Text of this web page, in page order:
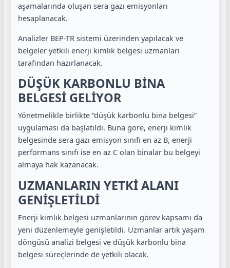
aşamalarında oluşan sera gazı emisyonları
hesaplanacak.
Analizler BEP-TR sistemi üzerinden yapılacak ve
belgeler yetkili enerji kimlik belgesi uzmanları
tarafından hazırlanacak.
DÜŞÜK KARBONLU BİNA
BELGESİ GELİYOR
Yönetmelikle birlikte “düşük karbonlu bina belgesi”
uygulaması da başlatıldı. Buna göre, enerji kimlik
belgesinde sera gazı emisyon sınıfı en az B, enerji
performans sınıfı ise en az C olan binalar bu belgeyi
almaya hak kazanacak.
UZMANLARIN YETKİ ALANI
GENİŞLETİLDİ
Enerji kimlik belgesi uzmanlarının görev kapsamı da
yeni düzenlemeyle genişletildi. Uzmanlar artık yaşam
döngüsü analizi belgesi ve düşük karbonlu bina
belgesi süreçlerinde de yetkili olacak.